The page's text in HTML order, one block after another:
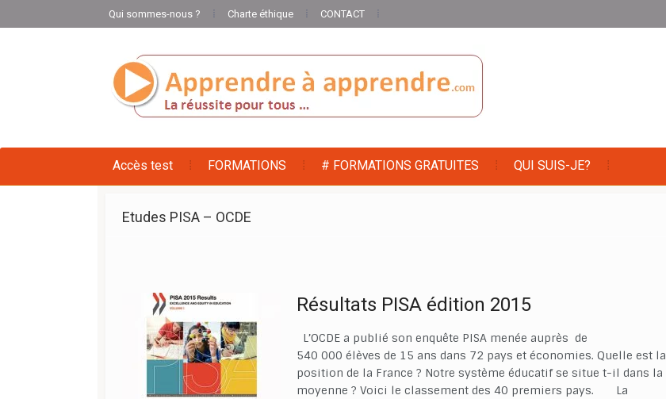
Qui sommes-nous ? Charte éthique CONTACT
Accès test FORMATIONS # FORMATIONS GRATUITES QUI SUIS-JE?
Etudes PISA – OCDE
Résultats PISA édition 2015
L’OCDE a publié son enquête PISA menée auprès de
540 000 élèves de 15 ans dans 72 pays et économies. Quelle est la
position de la France ? Notre système éducatif se situe t-il dans la
moyenne ? Voici le classement des 40 premiers pays. La